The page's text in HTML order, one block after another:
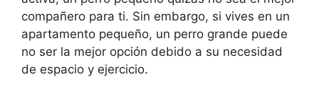
compañero para ti. Sin embargo, si vives en un
apartamento pequeño, un perro grande puede
no ser la mejor opción debido a su necesidad
de espacio y ejercicio.